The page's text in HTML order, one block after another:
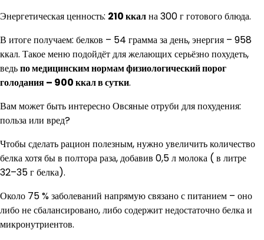
Энергетическая ценность: 210 ккална 300 г готового блюда.
В итоге получаем: белков – 54 грамма за день, энергия – 958
ккал. Такое меню подойдёт для желающих серьёзно похудеть,
ведьпо медицинским нормам физиологический порог
голодания – 900 ккал в сутки.
Вам может быть интересно Овсяные отруби для похудения:
польза или вред?
Чтобы сделать рацион полезным, нужно увеличить количество
белка хотя бы в полтора раза, добавив 0,5 л молока ( в литре
32–35 г белка).
Около 75 % заболеваний напрямую связано с питанием – оно
либо не сбалансировано, либо содержит недостаточно белка и
микронутриентов.